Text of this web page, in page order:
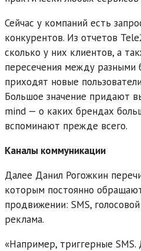
Сейчас у компаний есть
конкурентов. Из отчетов
сколько у них клиентов, а
пересечения между разными
приходят новые
Большое значение придают
mind — о каких брендах
вспоминают прежде всего.
Каналы коммуникации
Далее Данил Рогожкин
которым постоянно
продвижении: SMS,
реклама.
«Например, триггерные SMS.